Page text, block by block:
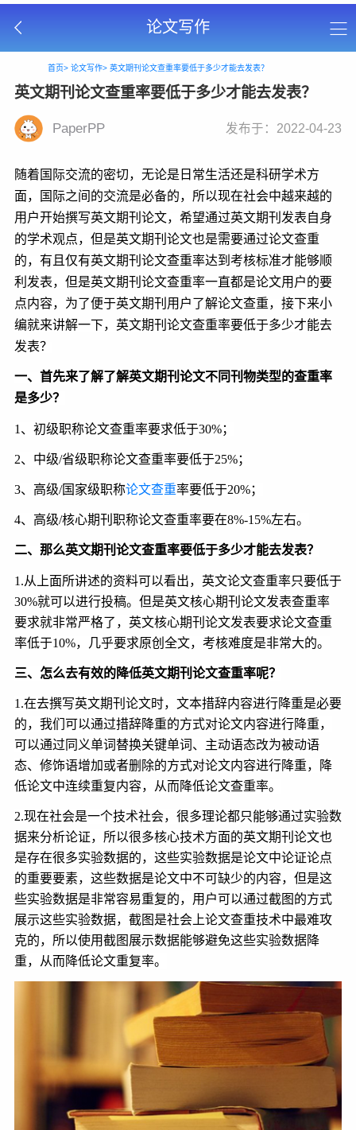
论文写作
首页> 论文写作> 英文期刊论文查重率要低于多少才能去发表？
英文期刊论文查重率要低于多少才能去发表？
PaperPP 发布于：2022-04-23
随着国际交流的密切，无论是日常生活还是科研学术方
面，国际之间的交流是必备的，所以现在社会中越来越的
用户开始撰写英文期刊论文，希望通过英文期刊发表自身
的学术观点，但是英文期刊论文也是需要通过论文查重
的，有且仅有英文期刊论文查重率达到考核标准才能够顺
利发表，但是英文期刊论文查重率一直都是论文用户的要
点内容，为了便于英文期刊用户了解论文查重，接下来小
编就来讲解一下， 英文期刊论文查重率要低于多少才能去
发表？
一、首先来了解了解英文期刊论文不同刊物类型的查重率
是多少？
1、初级职称论文查重率要求低于30%；
2、中级/省级职称论文查重率要低于25%；
3、高级/国家级职称论文查重率要低于20%；
4、高级/核心期刊职称论文查重率要在8%-15%左右。
二、那么英文期刊论文查重率要低于多少才能去发表？
1.从上面所讲述的资料可以看出，英文论文查重率只要低于
30%就可以进行投稿。 但是英文核心期刊论文发表查重率
要求就非常严格了，英文核心期刊论文发表要求论文查重
率低于10%，几乎要求原创全文，考核难度是非常大的。
三、怎么去有效的降低英文期刊论文查重率呢？
1.在去撰写英文期刊论文时，文本措辞内容进行降重是必要
的，我们可以通过措辞降重的方式对论文内容进行降重，
可以通过同义单词替换关键单词、主动语态改为被动语
态、修饰语增加或者删除的方式对论文内容进行降重，降
低论文中连续重复内容，从而降低论文查重率。
2.现在社会是一个技术社会，很多理论都只能够通过实验数
据来分析论证，所以很多核心技术方面的英文期刊论文也
是存在很多实验数据的，这些实验数据是论文中论证论点
的重要要素，这些数据是论文中不可缺少的内容，但是这
些实验数据是非常容易重复的，用户可以通过截图的方式
展示这些实验数据，截图是社会上论文查重技术中最难攻
克的，所以使用截图展示数据能够避免这些实验数据降
重，从而降低论文重复率。